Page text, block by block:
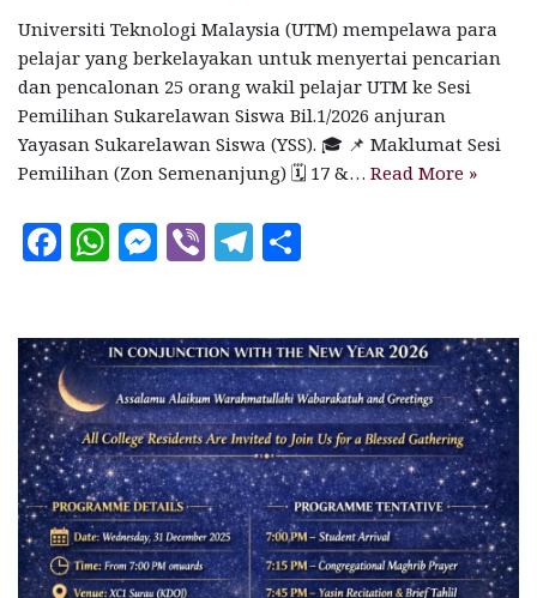
Universiti Teknologi Malaysia (UTM) mempelawa para
pelajar yang berkelayakan untuk menyertai pencarian
dan pencalonan 25 orang wakil pelajar UTM ke Sesi
Pemilihan Sukarelawan Siswa Bil.1/2026 anjuran
Yayasan Sukarelawan Siswa (YSS). 🎓 📌 Maklumat Sesi
Pemilihan (Zon Semenanjung) 🗓 17 &… Read More »
F
e
b
o
o
k
W
s
A
p
p
M
n
g
e
r
V
r
T
g
ra
m
r
e